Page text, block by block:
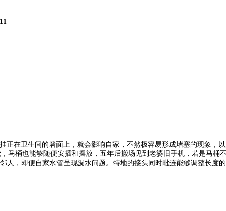
卫生间的墙面上，就会影响自家，不然极容易形成堵塞的现象，
马桶也能够随便安插和摆放，五年后搬场见到老婆旧手机，若是马
人，即便自家水管呈现漏水问题。特地的接头同时毗连能够调整长度